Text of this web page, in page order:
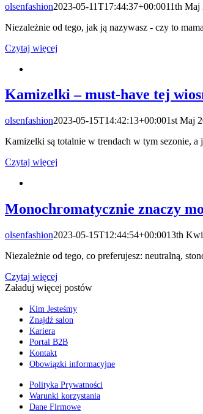
olsenfashion2023-05-11T17:44:37+00:0011th Maj
Niezależnie od tego, jak ją nazywasz - czy to
Czytaj więcej
Kamizelki – must-have tej
olsenfashion2023-05-15T14:42:13+00:001st Maj
Kamizelki są totalnie w trendach w tym sezonie,
Czytaj więcej
Monochromatycznie znaczy
olsenfashion2023-05-15T12:44:54+00:0013th
Niezależnie od tego, co preferujesz: neutralną,
Czytaj więcej
Załaduj więcej postów
Kim Jesteśmy
Znajdź salon
Kariera
Portal B2B
Kontakt
Obowiązki informacyjne
Polityka Prywatności
Warunki korzystania
Dane Firmowe